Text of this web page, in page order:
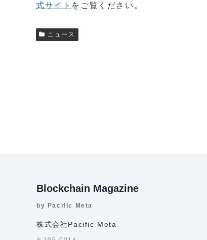
式サイト をご覧ください。
ニュース
Blockchain Magazine
by Pacific Meta
株式会社Pacific Meta